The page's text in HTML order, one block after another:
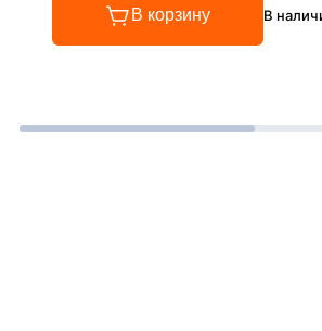
В корзину В